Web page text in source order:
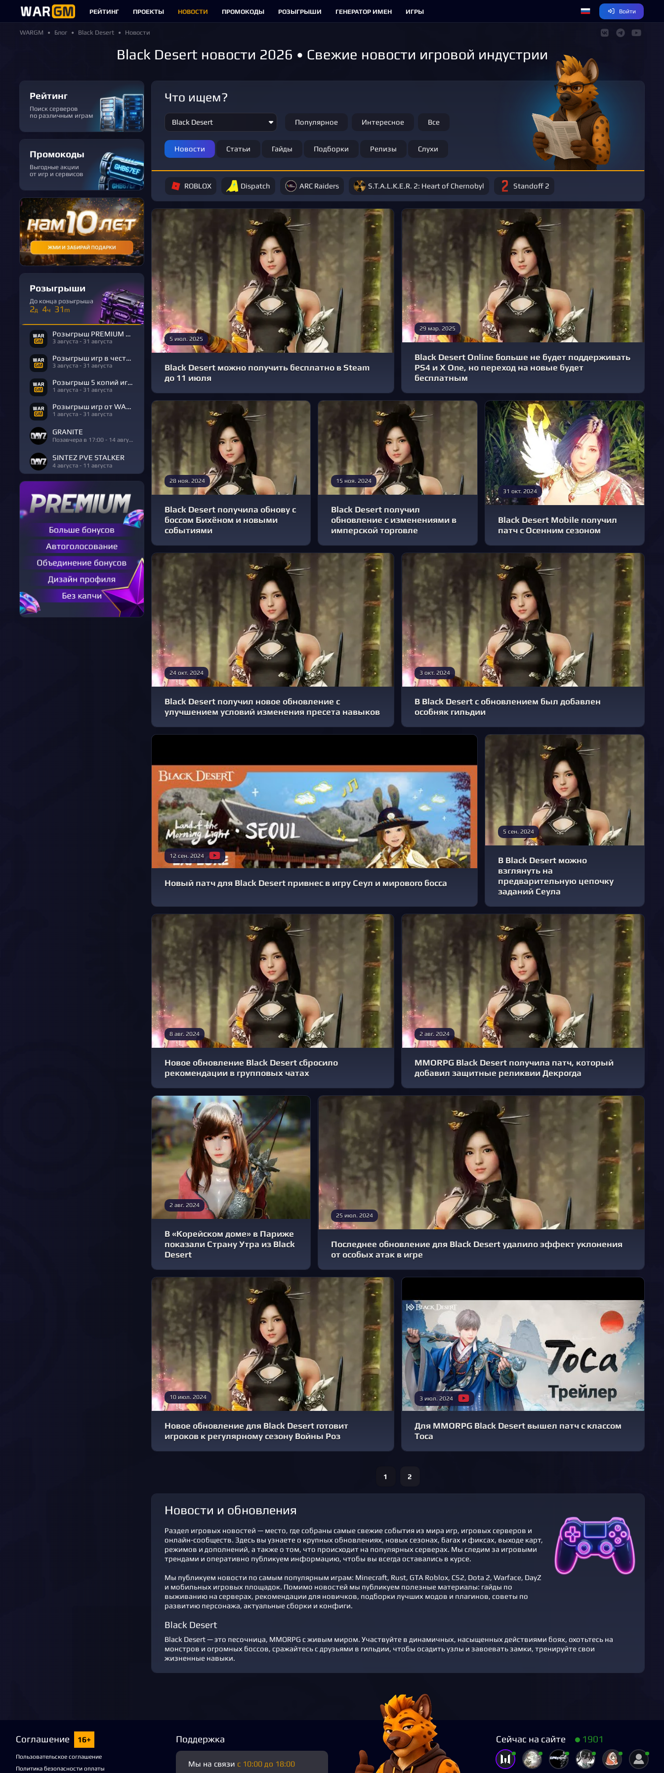
РЕЙТИНГ ПРОЕКТЫ НОВОСТИ ПРОМОКОДЫ РОЗЫГРЫШИ ГЕНЕРАТОР ИМЕН ИГРЫ Войти
WARGM Блог Black Desert Новости
Black Desert новости 2026 • Свежие новости игровой индустрии
Рейтинг
Поиск серверов
по различным играм
Промокоды
Выгодные акции
от игр и сервисов
Розыгрыши
До конца розыгрыша
2д 4ч 31 m
Розыгрыш PREMIUM в честь Дня Рождения
3 августа - 31 августа
Розыгрыш игр в честь Дня Рождения
3 августа - 31 августа
Розыгрыш 5 копий игры R.E.P.O.
1 августа - 31 августа
Розыгрыш игр от WARGM
1 августа - 31 августа
GRANITE
Позавчера в 17:00 - 14 августа
SINTEZ PVE STALKER
4 августа - 11 августа
Что ищем?
Популярное Интересное Все
Новости Статьи Гайды Подборки Релизы Слухи
ROBLOX Dispatch ARC Raiders S.T.A.L.K.E.R. 2: Heart of Chernobyl Standoff 2
5 июл. 2025
Black Desert можно получить бесплатно в Steam
до 11 июля
29 мар. 2025
Black Desert Online больше не будет поддерживать
PS4 и X One, но переход на новые будет
бесплатным
28 ноя. 2024
Black Desert получила обнову с
боссом Бихёном и новыми
событиями
15 ноя. 2024
Black Desert получил
обновление с изменениями в
имперской торговле
31 окт. 2024
Black Desert Mobile получил
патч с Осенним сезоном
24 окт. 2024
Black Desert получил новое обновление с
улучшением условий изменения пресета навыков
3 окт. 2024
В Black Desert с обновлением был добавлен
особняк гильдии
12 сен. 2024
Новый патч для Black Desert привнес в игру Сеул и мирового босса
5 сен. 2024
В Black Desert можно
взглянуть на
предварительную цепочку
заданий Сеула
8 авг. 2024
Новое обновление Black Desert сбросило
рекомендации в групповых чатах
2 авг. 2024
MMORPG Black Desert получила патч, который
добавил защитные реликвии Декрогда
2 авг. 2024
В «Корейском доме» в Париже
показали Страну Утра из Black
Desert
25 июл. 2024
Последнее обновление для Black Desert удалило эффект уклонения
от особых атак в игре
10 июл. 2024
Новое обновление для Black Desert готовит
игроков к регулярному сезону Войны Роз
3 июл. 2024
Для MMORPG Black Desert вышел патч с классом
Тоса
1 2
новости и обновления
Раздел игровых новостей — место, где собраны самые свежие события из мира игр, игровых серверов и
онлайн-сообществ. Здесь вы узнаете о крупных обновлениях, новых сезонах, багах и фикcах, выходе карт,
режимов и дополнений, а также о том, что происходит на популярных серверах. Мы следим за игровыми
трендами и оперативно публикуем информацию, чтобы вы всегда оставались в курсе.
Мы публикуем новости по самым популярным играм: Minecraft, Rust, GTA Roblox, CS2, Dota 2, Warface, DayZ
и мобильных игровых площадок. Помимо новостей мы публикуем полезные материалы: гайды по
выживанию на серверах, рекомендации для новичков, подборки лучших модов и плагинов, советы по
развитию персонажа, актуальные сборки и конфиги.
Black Desert
Black Desert — это песочница, MMORPG с живым миром. Участвуйте в динамичных, насыщенных действиями боях, охотьтесь на
монстров и огромных боссов, сражайтесь с друзьями в гильдии, чтобы осадить узлы и завоевать замки, тренируйте свои
жизненные навыки.
Соглашение 16+
Пользовательское соглашение
Политика безопасности оплаты
Поддержка
Мы на связи с 10:00 до 18:00
Сейчас на сайте 1901